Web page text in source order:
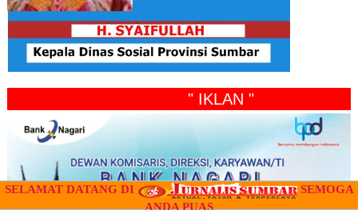
" IKLAN "
SELAMAT DATANG DI
SEMOGA
ANDA PUAS